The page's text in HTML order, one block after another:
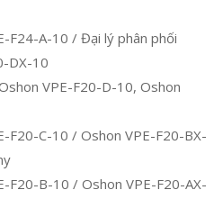
F24-A-10 / Đại lý phân phối
DX-10
VPE-F20-D-10, Oshon
F20-C-10 / Oshon VPE-F20-BX-
F20-B-10 / Oshon VPE-F20-AX-